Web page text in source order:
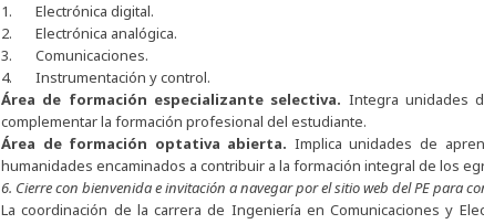
1. Electrónica digital.
2. Electrónica analógica.
3. Comunicaciones.
4. Instrumentación y control.
Área de formación especializante selectiva. Integra unidades
complementar la formación profesional del estudiante.
Área de formación optativa abierta. Implica unidades de
humanidades encaminados a contribuir a la formación integral de los
6. Cierre con bienvenida e invitación a navegar por el sitio web del PE para
La coordinación de la carrera de Ingeniería en Comunicaciones y